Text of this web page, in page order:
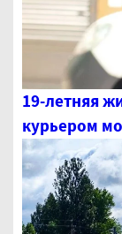
19-летняя
курьером